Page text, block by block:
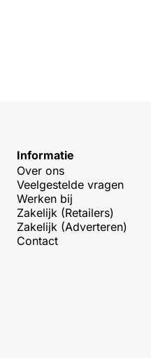
Informatie
Over ons
Veelgestelde vragen
Werken bij
Zakelijk (Retailers)
Zakelijk (Adverteren)
Contact